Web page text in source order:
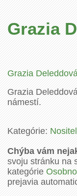
Grazia
Grazia
Grazia
námestí.
Kategórie:
Chýba vám
svoju stránku na
kategórie
prejavia